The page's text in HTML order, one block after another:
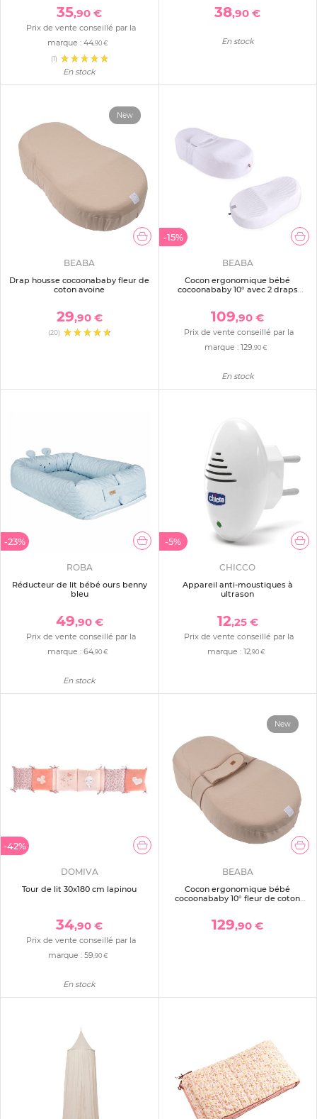
35,90 €
Prix de vente conseillé par la
marque :44 ,90 €
(1)
En stock
38,90 €
En stock
New
BEABA
Drap housse cocoonababy fleur de
coton avoine
29,90 €
(20)
-15%
BEABA
Cocon ergonomique bébé
cocoonababy 10° avec 2 draps
109,90 €
Prix de vente conseillé par la
marque :129 ,90 €
En stock
-23%
ROBA
Réducteur de lit bébé ours benny
bleu
49,90 €
Prix de vente conseillé par la
marque :64 ,90 €
En stock
-5%
CHICCO
Appareil anti-moustiques à
ultrason
12,25 €
Prix de vente conseillé par la
marque : 12,90 €
-42%
DOMIVA
Tour de lit 30x180 cm lapinou
34,90 €
Prix de vente conseillé par la
marque : 59,90 €
En stock
New
BEABA
Cocon ergonomique bébé
cocoonababy 10° fleur de coton
129,90 €